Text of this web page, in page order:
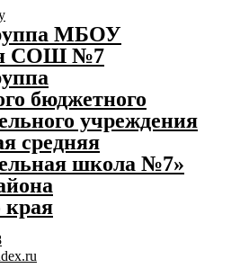
МБОУ
СОШ №7
бюджетного
учреждения
средняя
школа №7»
края